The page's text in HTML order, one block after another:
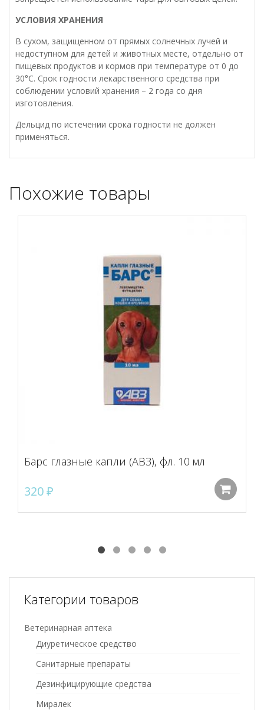
УСЛОВИЯ ХРАНЕНИЯ
В сухом, защищенном от прямых солнечных лучей и
недоступном для детей и животных месте, отдельно от
пищевых продуктов и кормов при температуре от 0 до
30°С. Срок годности лекарственного средства при
соблюдении условий хранения – 2 года со дня
изготовления.
Дельцид по истечении срока годности не должен
применяться.
Похожие товары
Барс глазные капли (АВЗ), фл. 10 мл
320₽
Категории товаров
Ветеринарная аптека
Диуретическое средство
Санитарные препараты
Дезинфицирующие средства
Миралек